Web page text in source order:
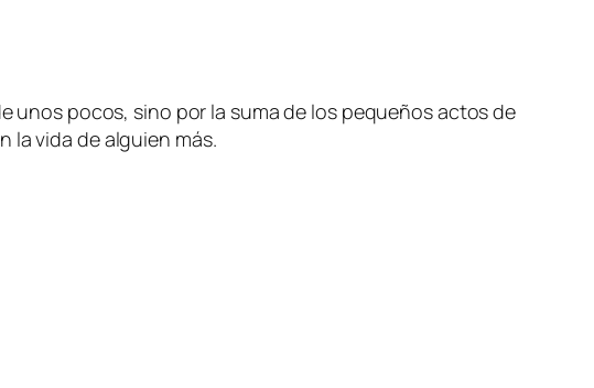
unos pocos, sino por la suma de los pequeños actos de
la vida de alguien más.